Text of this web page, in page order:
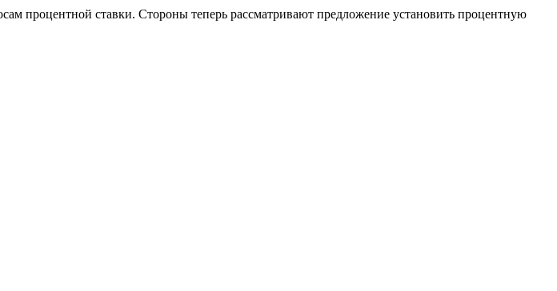
процентной ставки. Стороны теперь рассматривают предложение установить процентную